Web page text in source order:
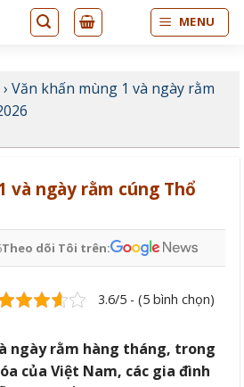
MENU
› Văn khấn mùng 1 và ngày rằm
và ngày rằm cúng Thổ
Theo dõi Tôi trên:
3.6/5 - (5 bình chọn)
ngày rằm hàng tháng, trong
của Việt Nam, các gia đình